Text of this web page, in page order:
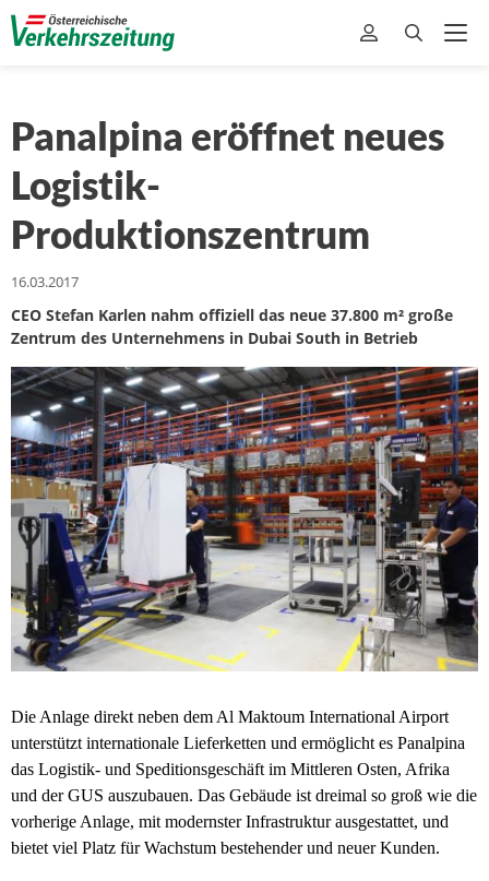
Panalpina eröffnet neues
Logistik-
Produktionszentrum
16.03.2017
CEO Stefan Karlen nahm offiziell das neue 37.800 m² große
Zentrum des Unternehmens in Dubai South in Betrieb
Die Anlage direkt neben dem Al Maktoum International Airport
unterstützt internationale Lieferketten und ermöglicht es Panalpina
das Logistik- und Speditionsgeschäft im Mittleren Osten, Afrika
und der GUS auszubauen. Das Gebäude ist dreimal so groß wie die
vorherige Anlage, mit modernster Infrastruktur ausgestattet, und
bietet viel Platz für Wachstum bestehender und neuer Kunden.